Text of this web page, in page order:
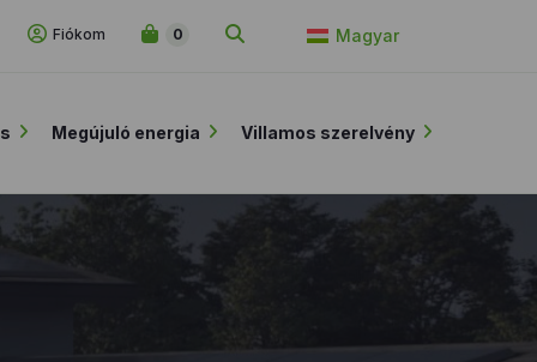
Fiókom 0 Magyar
Megújuló energia Villamos szerelvény